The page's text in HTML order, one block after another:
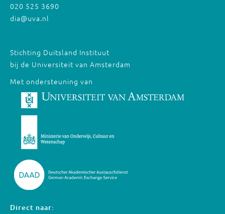
020 525 3690
dia@uva.nl
Stichting Duitsland Instituut
bij de Universiteit van Amsterdam
Met ondersteuning van
Direct naar: